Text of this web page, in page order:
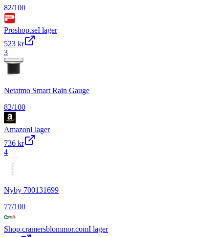
82/100
Proshop.seI lager
523 kr
3
Netatmo Smart Rain Gauge
82/100
AmazonI lager
736 kr
4
Nyby 700131699
77/100
Shop.cramersblommor.comI lager